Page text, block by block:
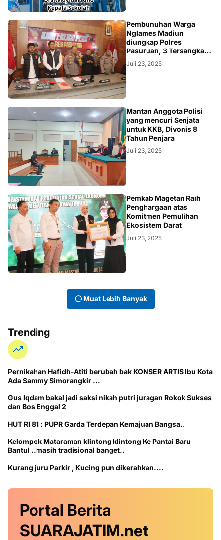
NEWS
Pembunuhan Warga
Nglames Madiun
diungkap Polres
Pasuruan, 3 Tersangka
Diamankan
Juli 23, 2025
NEWS
Mantan Anggota Polisi
yang mencuri Senjata
untuk KKB, Divonis 8
Tahun Penjara
Juli 23, 2025
NEWS
Pemkab Magetan Raih
Penghargaan atas
Komitmen Pemulihan
Ekosistem Darat
Juli 23, 2025
Muat Lebih Banyak
Trending
Pernikahan Hafidh-Atiti berubah bak KONSER ARTIS Ibu Kota
Ada Sammy Simorangkir ...
Gus Iqdam bakal jadi saksi nikah putri juragan Rokok Sukses
dan Bos Enggal 2
HUT RI 81 : PUPR Garda Terdepan Kemajuan Bangsa..
Kelompok Mataraman klintong klintong Ke Pantai Baru
Bantul ..masih tradisional banget..
Kurang juru Parkir , Kucing pun dikerahkan....
Portal Berita
SUARAJATIM.net